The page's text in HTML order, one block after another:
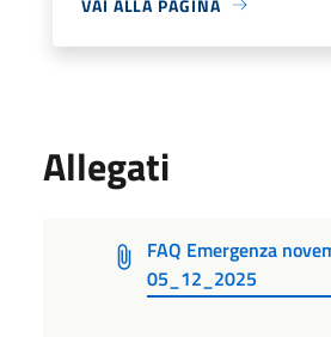
Allegati
FAQ Emergenza
05_12_2025